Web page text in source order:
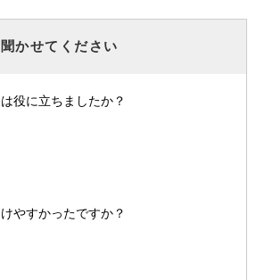
かせてください
役に立ちましたか？
やすかったですか？